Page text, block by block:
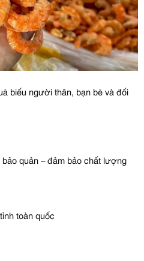
biếu người thân, bạn bè và đối
quản – đảm bảo chất lượng
toàn quốc